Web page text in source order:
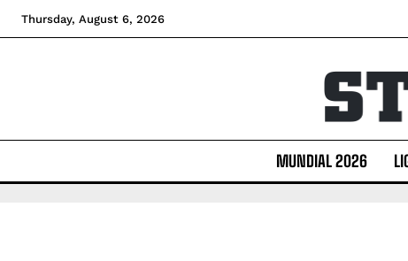
Thursday, August 6, 2026
MUNDIAL 2026